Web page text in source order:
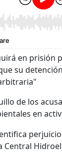
en prisión
su
de los
en
Central